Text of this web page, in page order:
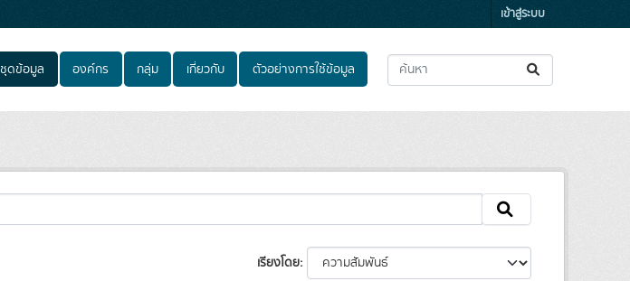
เข้าสู่ระบบ
ชุดข้อมูล องค์กร กลุ่ม เกี่ยวกับ ตัวอย่างการใช้ข้อมูล
เรียงโดย